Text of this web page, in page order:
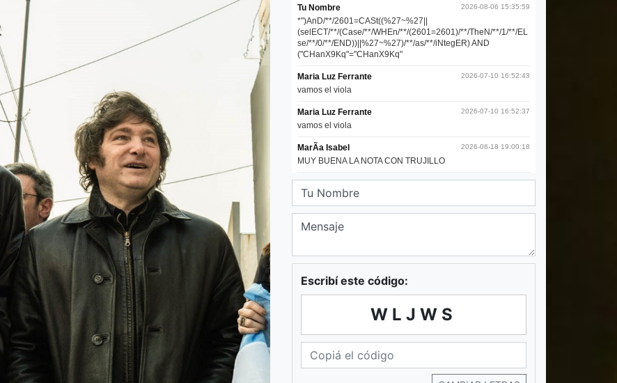
Escribí este código:
WLJWS